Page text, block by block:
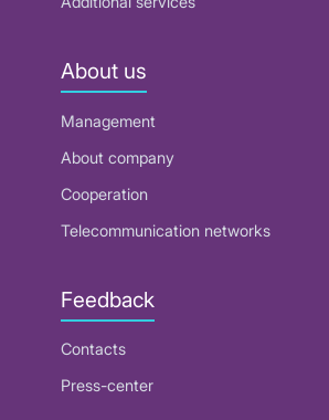
About us
Management
About company
Cooperation
Telecommunication networks
Feedback
Contacts
Press-center